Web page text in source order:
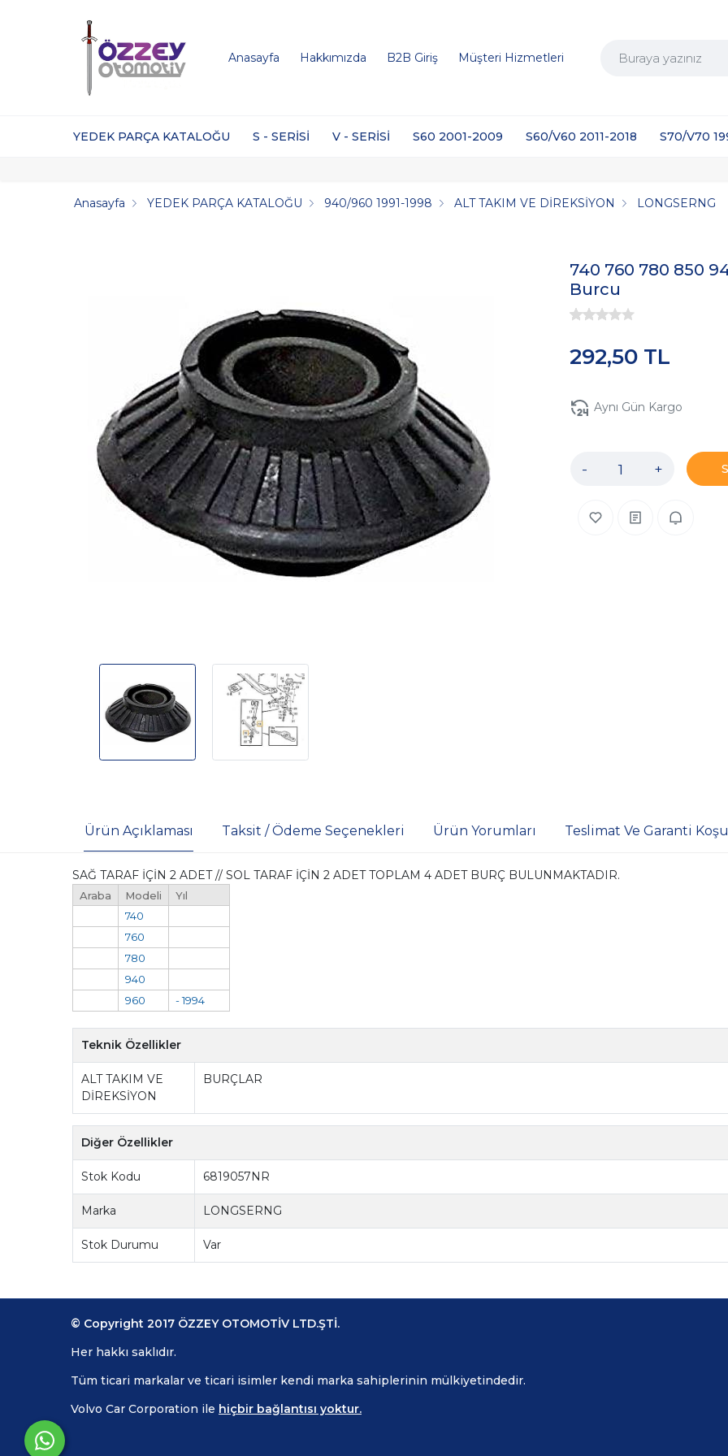
Anasayfa Hakkımızda B2B Giriş Müşteri Hizmetleri
YEDEK PARÇA KATALOĞU S - SERİSİ V - SERİSİ S60 2001-2009 S60/V60 2011-2018 S70/V70
Anasayfa YEDEK PARÇA KATALOĞU 940/960 1991-1998 ALT TAKIM VE DİREKSİYON LONGSERNG
740 760 780 850
Burcu
292,50 TL
Aynı Gün Kargo
- +
Ürün Açıklaması Taksit / Ödeme Seçenekleri Ürün Yorumları Teslimat Ve Garanti
SAĞ TARAF İÇİN 2 ADET // SOL TARAF İÇİN 2 ADET TOPLAM 4 ADET BURÇ BULUNMAKTADIR.
Araba Modeli
Yıl
740
760
780
940
960
- 1994
Teknik Özellikler
ALT TAKIM VE
DİREKSİYON
BURÇLAR
Diğer Özellikler
Stok Kodu 6819057NR
Marka LONGSERNG
Stok Durumu Var
© Copyright 2017 ÖZZEY OTOMOTİV LTD.ŞTİ.
Her hakkı saklıdır.
Tüm ticari markalar ve ticari isimler kendi marka sahiplerinin mülkiyetindedir.
Volvo Car Corporation ile hiçbir bağlantısı yoktur.